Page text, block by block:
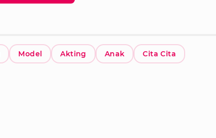
Model Akting Anak Cita Cita